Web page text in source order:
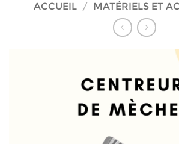
ACCUEIL / MATÉRIELS ET